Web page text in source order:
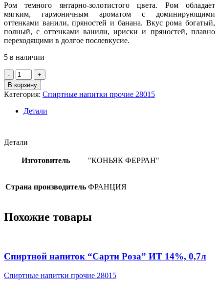
Ром темного янтарно-золотистого цвета. Ром обладает
мягким, гармоничным ароматом с доминирующими
оттенками ванили, пряностей и банана. Вкус рома богатый,
полный, с оттенками ванили, ириски и пряностей, плавно
переходящими в долгое послевкусие.
5 в наличии
Количество
товара
Крепкий
спирт.нап.на
осн.рома
"БУМБУ
40%,
В корзину
Категория: Спиртные напитки прочие 28015
Детали
Детали
Изготовитель "КОНЬЯК ФЕРРАН"
Страна производитель ФРАНЦИЯ
Похожие товары
Спиртной напиток “Сарти Роза” ИТ 14%, 0,7л
Спиртные напитки прочие 28015